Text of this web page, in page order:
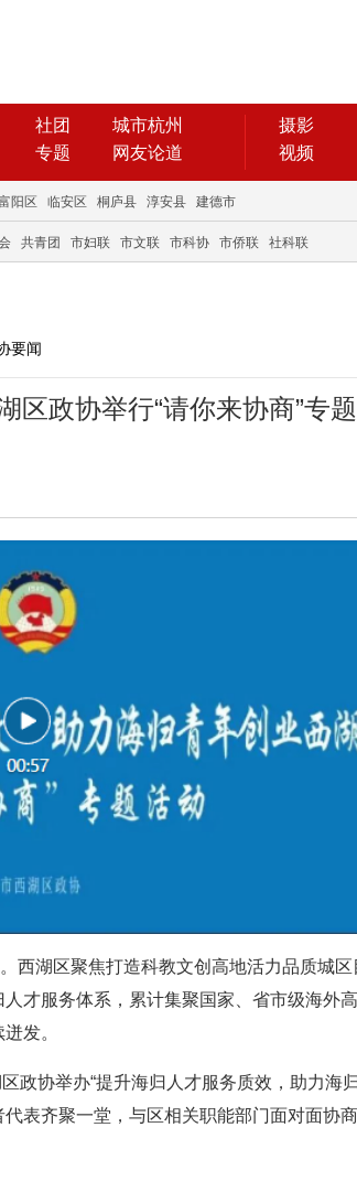
社团
城市杭州
专题 网友论道
摄影
视频
阳区 临安区 桐庐县 淳安县 建德市
共青团 市妇联 市文联 市科协 市侨联 社科联
要闻
政协举行“请你来协商”专
西湖区聚焦打造科教文创高地活力品质城区
才服务体系，累计集聚国家、省市级海外
发。
政协举办“提升海归人才服务质效，助力海
表齐聚一堂，与区相关职能部门面对面协